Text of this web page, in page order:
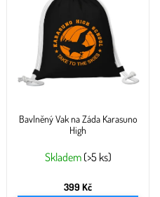
Bavlněný Vak na Záda Karasuno
High
Skladem (>5 ks)
399 Kč